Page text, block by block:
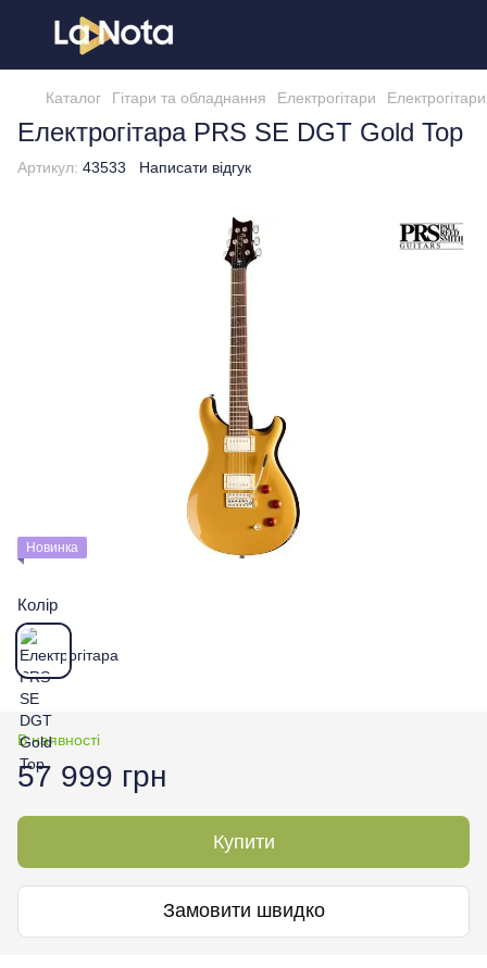
Каталог Гітари та обладнання Електрогітари
Електрогітара PRS SE DGT Gold Top
Артикул: 43533 Написати відгук
Новинка
Колір
В наявності
57 999 грн
Купити
Замовити швидко